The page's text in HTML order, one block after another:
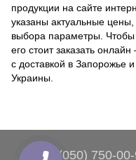
продукции на сайте
указаны актуальные
выбора параметры. Чтобы
его стоит заказать
с доставкой в Запорожье
Украины.
+38 (050) 750-